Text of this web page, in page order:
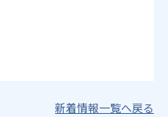
新着情報一覧へ戻る